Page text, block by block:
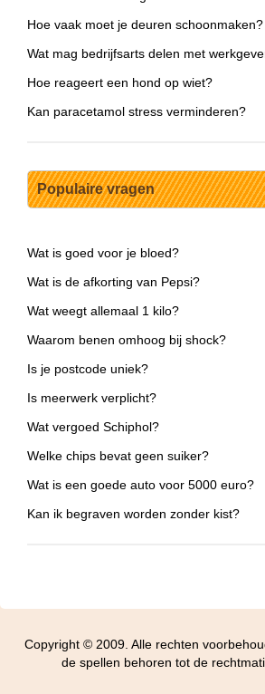
Hoe vaak moet je deuren schoonmaken?
Wat mag bedrijfsarts delen met
Hoe reageert een hond op wiet?
Kan paracetamol stress verminderen?
Populaire vragen
Wat is goed voor je bloed?
Wat is de afkorting van Pepsi?
Wat weegt allemaal 1 kilo?
Waarom benen omhoog bij shock?
Is je postcode uniek?
Is meerwerk verplicht?
Wat vergoed Schiphol?
Welke chips bevat geen suiker?
Wat is een goede auto voor 5000 euro?
Kan ik begraven worden zonder kist?
Copyright © 2009. Alle rechten
de spellen behoren tot de